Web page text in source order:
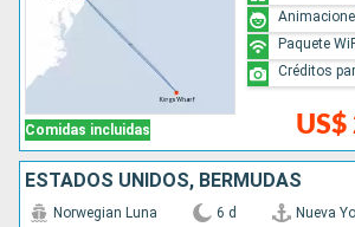
Comidas incluidas US$
Paquete
Créditos
ESTADOS UNIDOS, BERMUDAS
Norwegian Luna 6 d Nueva